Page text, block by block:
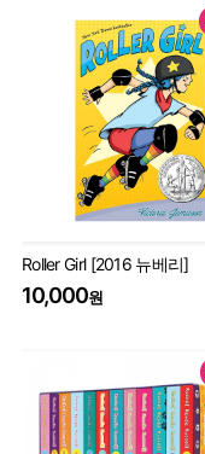
Roller Girl [2016 뉴베리]
10,000원